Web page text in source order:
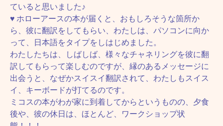
ていると思いました♪
♥ ホローアースの本が届くと、おもしろそうな箇所か
ら、彼に翻訳をしてもらい、わたしは、パソコンに向か
って、日本語をタイプをしはじめました。
わたしたちは、しばしば、様々なチャネリングを彼に翻
訳してもらって楽しむのですが、縁のあるメッセージに
出会うと、なぜかスイスイ翻訳されて、わたしもスイス
イ、キーボードが打てるのです。
ミコスの本がわが家に到着してからというものの、夕食
後や、彼の休日は、ほとんど、ワークショップ状